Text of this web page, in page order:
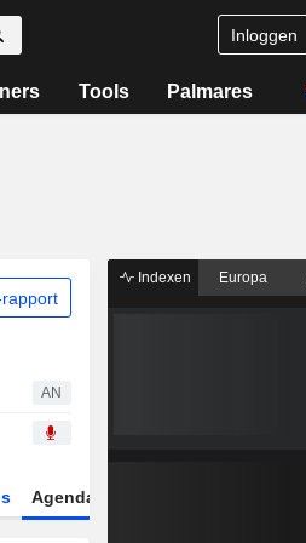
Inloggen
Tools Palmares
AN
Agenda
Indexen Europa